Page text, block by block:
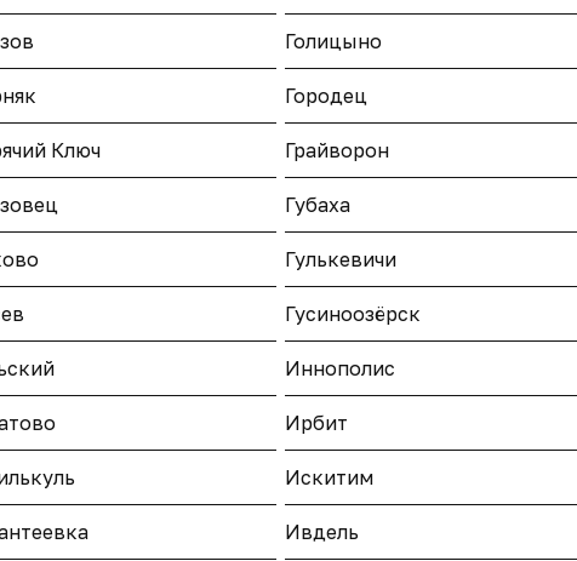
Голицыно
Городец
Ключ Грайворон
Губаха
Гулькевичи
Гусиноозёрск
Иннополис
Ирбит
Искитим
Ивдель